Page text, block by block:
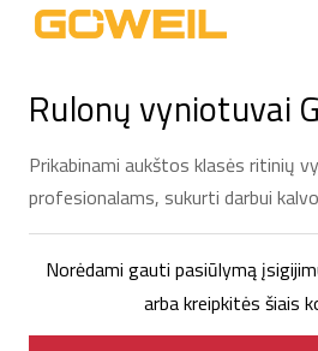
Rulonų vyniotuvai
Prikabinami aukštos klasės ritinių
profesionalams, sukurti darbui
Norėdami gauti pasiūlymą
arba kreipkitės šiais